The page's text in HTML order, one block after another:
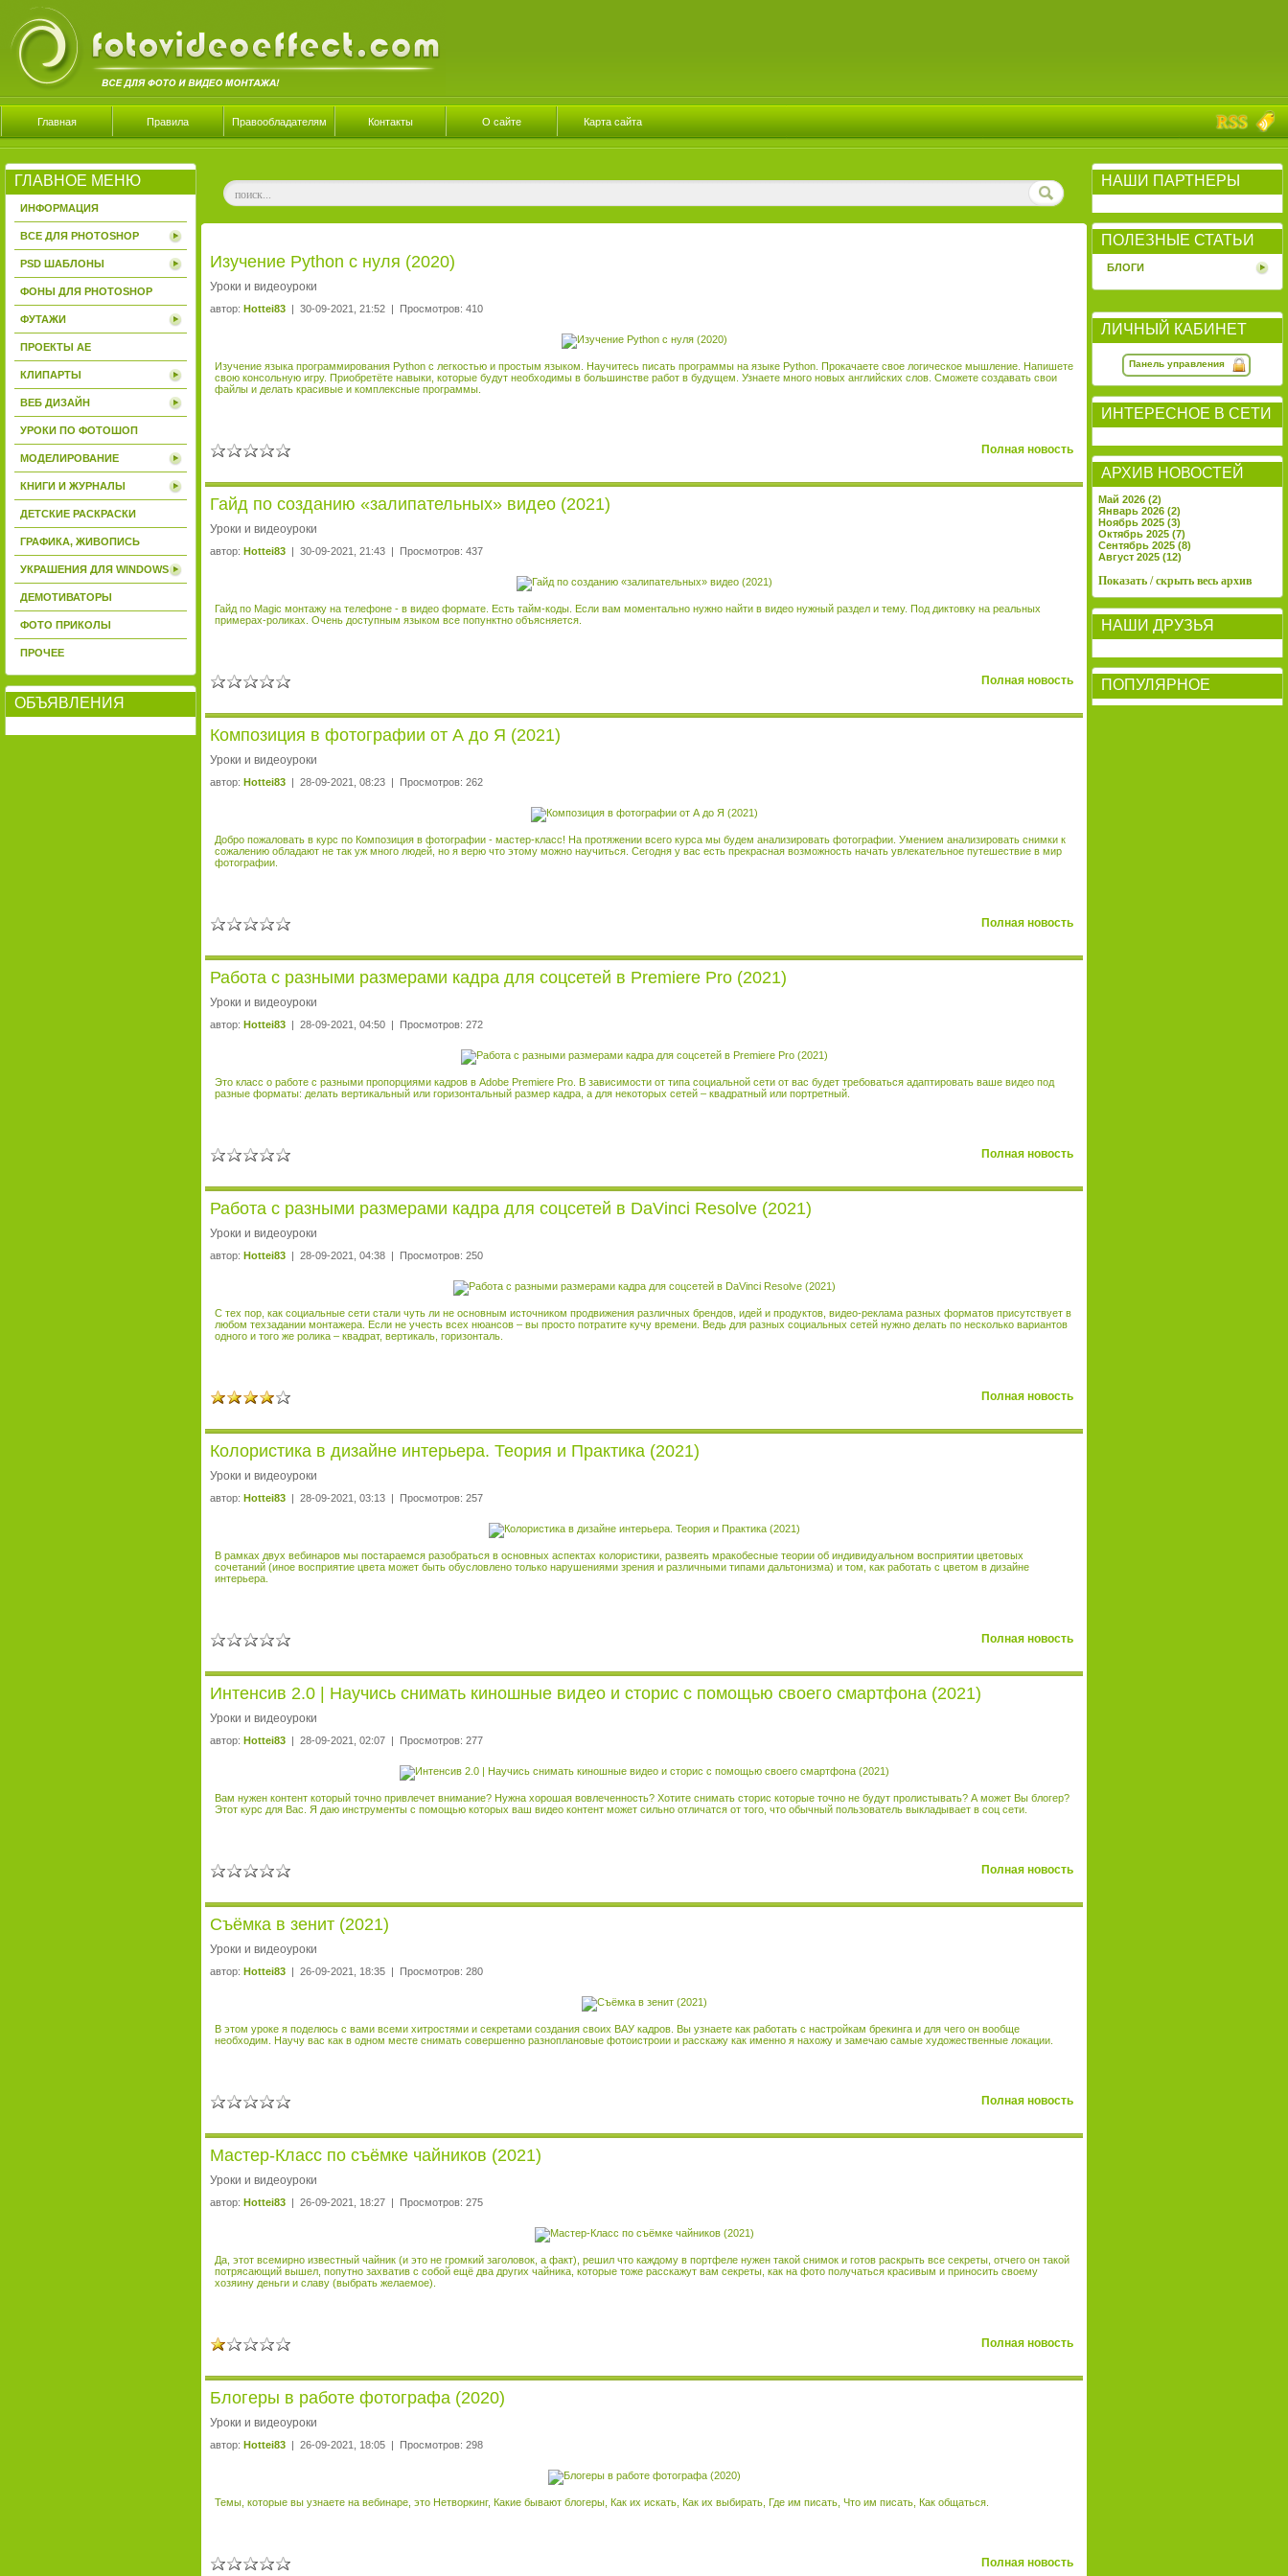
Главная Правила Правообладателям Контакты О сайте Карта сайта
ГЛАВНОЕ МЕНЮ
ИНФОРМАЦИЯ
ВСЕ ДЛЯ PHOTOSHOP
PSD ШАБЛОНЫ
ФОНЫ ДЛЯ PHOTOSHOP
ФУТАЖИ
ПРОЕКТЫ AE
КЛИПАРТЫ
ВЕБ ДИЗАЙН
УРОКИ ПО ФОТОШОП
МОДЕЛИРОВАНИЕ
КНИГИ И ЖУРНАЛЫ
ДЕТСКИЕ РАСКРАСКИ
ГРАФИКА, ЖИВОПИСЬ
УКРАШЕНИЯ ДЛЯ WINDOWS
ДЕМОТИВАТОРЫ
ФОТО ПРИКОЛЫ
ПРОЧЕЕ
ОБЪЯВЛЕНИЯ
Изучение Python с нуля (2020)
Уроки и видеоуроки
автор: Hottei83 | 30-09-2021, 21:52 | Просмотров: 410
Изучение языка программирования Python с легкостью и простым языком. Научитесь писать программы на языке Python. Прокачаете свое логическое мышление. Напишете
свою консольную игру. Приобретёте навыки, которые будут необходимы в большинстве работ в будущем. Узнаете много новых английских слов. Сможете создавать свои
файлы и делать красивые и комплексные программы.
Полная новость
Гайд по созданию «залипательных» видео (2021)
Уроки и видеоуроки
автор: Hottei83 | 30-09-2021, 21:43 | Просмотров: 437
Гайд по Magic монтажу на телефоне - в видео формате. Есть тайм-коды. Если вам моментально нужно найти в видео нужный раздел и тему. Под диктовку на реальных
примерах-роликах. Очень доступным языком все попунктно объясняется.
Полная новость
Композиция в фотографии от А до Я (2021)
Уроки и видеоуроки
автор: Hottei83 | 28-09-2021, 08:23 | Просмотров: 262
Добро пожаловать в курс по Композиция в фотографии - мастер-класс! На протяжении всего курса мы будем анализировать фотографии. Умением анализировать снимки к
сожалению обладают не так уж много людей, но я верю что этому можно научиться. Сегодня у вас есть прекрасная возможность начать увлекательное путешествие в мир
фотографии.
Полная новость
Работа с разными размерами кадра для соцсетей в Premiere Pro (2021)
Уроки и видеоуроки
автор: Hottei83 | 28-09-2021, 04:50 | Просмотров: 272
Это класс о работе с разными пропорциями кадров в Adobe Premiere Pro. В зависимости от типа социальной сети от вас будет требоваться адаптировать ваше видео под
разные форматы: делать вертикальный или горизонтальный размер кадра, а для некоторых сетей – квадратный или портретный.
Полная новость
Работа с разными размерами кадра для соцсетей в DaVinci Resolve (2021)
Уроки и видеоуроки
автор: Hottei83 | 28-09-2021, 04:38 | Просмотров: 250
С тех пор, как социальные сети стали чуть ли не основным источником продвижения различных брендов, идей и продуктов, видео-реклама разных форматов присутствует в
любом техзадании монтажера. Если не учесть всех нюансов – вы просто потратите кучу времени. Ведь для разных социальных сетей нужно делать по несколько вариантов
одного и того же ролика – квадрат, вертикаль, горизонталь.
Полная новость
Колористика в дизайне интерьера. Теория и Практика (2021)
Уроки и видеоуроки
автор: Hottei83 | 28-09-2021, 03:13 | Просмотров: 257
В рамках двух вебинаров мы постараемся разобраться в основных аспектах колористики, развеять мракобесные теории об индивидуальном восприятии цветовых
сочетаний (иное восприятие цвета может быть обусловлено только нарушениями зрения и различными типами дальтонизма) и том, как работать с цветом в дизайне
интерьера.
Полная новость
Интенсив 2.0 | Научись снимать киношные видео и сторис с помощью своего смартфона (2021)
Уроки и видеоуроки
автор: Hottei83 | 28-09-2021, 02:07 | Просмотров: 277
Вам нужен контент который точно привлечет внимание? Нужна хорошая вовлеченность? Хотите снимать сторис которые точно не будут пролистывать? А может Вы блогер?
Этот курс для Вас. Я даю инструменты с помощью которых ваш видео контент может сильно отличатся от того, что обычный пользователь выкладывает в соц сети.
Полная новость
Съёмка в зенит (2021)
Уроки и видеоуроки
автор: Hottei83 | 26-09-2021, 18:35 | Просмотров: 280
В этом уроке я поделюсь с вами всеми хитростями и секретами создания своих ВАУ кадров. Вы узнаете как работать с настройкам брекинга и для чего он вообще
необходим. Научу вас как в одном месте снимать совершенно разноплановые фотоистроии и расскажу как именно я нахожу и замечаю самые художественные локации.
Полная новость
Мастер-Класс по съёмке чайников (2021)
Уроки и видеоуроки
автор: Hottei83 | 26-09-2021, 18:27 | Просмотров: 275
Да, этот всемирно известный чайник (и это не громкий заголовок, а факт), решил что каждому в портфеле нужен такой снимок и готов раскрыть все секреты, отчего он такой
потрясающий вышел, попутно захватив с собой ещё два других чайника, которые тоже расскажут вам секреты, как на фото получаться красивым и приносить своему
хозяину деньги и славу (выбрать желаемое).
Полная новость
Блогеры в работе фотографа (2020)
Уроки и видеоуроки
автор: Hottei83 | 26-09-2021, 18:05 | Просмотров: 298
Темы, которые вы узнаете на вебинаре, это Нетворкинг, Какие бывают блогеры, Как их искать, Как их выбирать, Где им писать, Что им писать, Как общаться.
Полная новость
НАШИ ПАРТНЕРЫ
ПОЛЕЗНЫЕ СТАТЬИ
БЛОГИ
ЛИЧНЫЙ КАБИНЕТ
Панель управления
ИНТЕРЕСНОЕ В СЕТИ
АРХИВ НОВОСТЕЙ
Май 2026 (2)
Январь 2026 (2)
Ноябрь 2025 (3)
Октябрь 2025 (7)
Сентябрь 2025 (8)
Август 2025 (12)
Показать / скрыть весь архив
НАШИ ДРУЗЬЯ
ПОПУЛЯРНОЕ